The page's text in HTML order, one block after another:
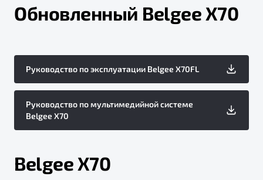
Обновленный Belgee X70
Руководство по эксплуатации Belgee X70FL
Руководство по мультимедийной системе
Belgee X70
Belgee X70